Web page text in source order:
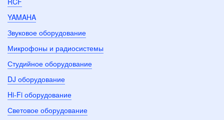
YAMAHA
Звуковое оборудование
Микрофоны и радиосистемы
Студийное оборудование
DJ оборудование
Hi-Fi оборудование
Световое оборудование